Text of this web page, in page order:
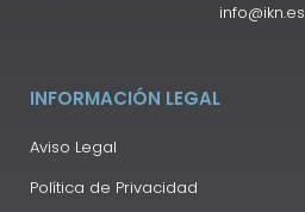
info@ikn.es
INFORMACIÓN LEGAL
Aviso Legal
Política de Privacidad